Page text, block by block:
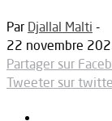
Par Djallal Malti -
22 novembre
Partager sur
Tweeter sur